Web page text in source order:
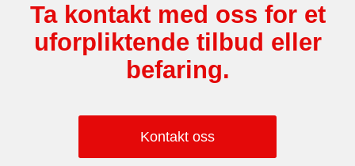
Ta kontakt med oss for et
uforpliktende tilbud eller
befaring.
Kontakt oss